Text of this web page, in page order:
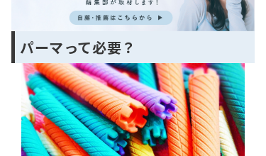
パーマって必要？